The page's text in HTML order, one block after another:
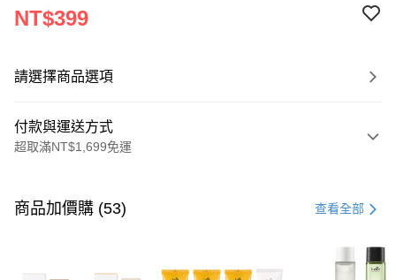
NT$399
請選擇商品選項
付款與運送方式
超取滿NT$1,699免運
信用卡一次付款
NT$133 21家銀行
商品加價購 (53) 查看全部